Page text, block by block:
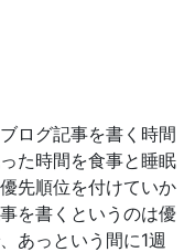
ログ記事を書く時間
た時間を食事と睡眠
先順位を付けていか
を書くというのは優
あっという間に1週